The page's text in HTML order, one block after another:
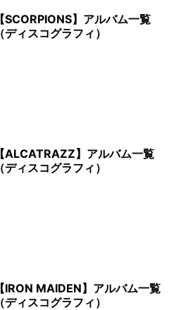
【SCORPIONS】アルバム一覧
（ディスコグラフィ）
【ALCATRAZZ】アルバム一覧
（ディスコグラフィ）
【IRON MAIDEN】アルバム一覧
（ディスコグラフィ）